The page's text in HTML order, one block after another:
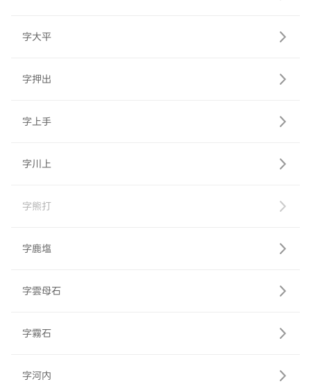
字大平
字押出
字上手
字川上
字熊打
字鹿塩
字雲母石
字霧石
字河内